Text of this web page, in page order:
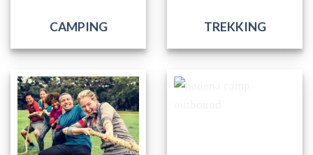
CAMPING TREKKING